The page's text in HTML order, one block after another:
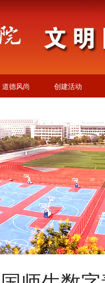
道德风尚 创建活动